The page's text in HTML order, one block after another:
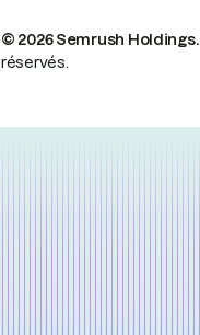
© 2026 Semrush Holdings.
réservés.